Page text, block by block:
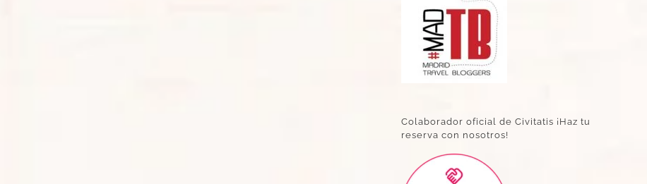
Colaborador oficial de Civitatis ¡Haz tu
reserva con nosotros!